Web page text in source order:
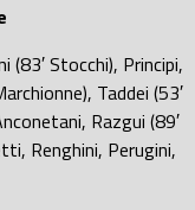
(83′ Stocchi), Principi,
Taddei (53′
Razgui (89′
Renghini, Perugini,